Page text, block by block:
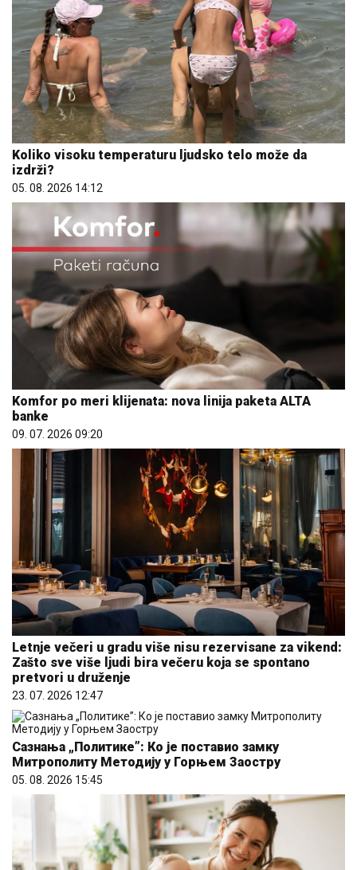
Koliko visoku temperaturu ljudsko telo može da
izdrži?
05. 08. 2026 14:12
Komfor po meri klijenata: nova linija paketa ALTA
banke
09. 07. 2026 09:20
Letnje večeri u gradu više nisu rezervisane za vikend:
Zašto sve više ljudi bira večeru koja se spontano
pretvori u druženje
23. 07. 2026 12:47
Сазнања „Политике”: Ко је поставио замку
Митрополиту Методију у Горњем Заостру
05. 08. 2026 15:45